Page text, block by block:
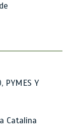
PYMES Y
Catalina